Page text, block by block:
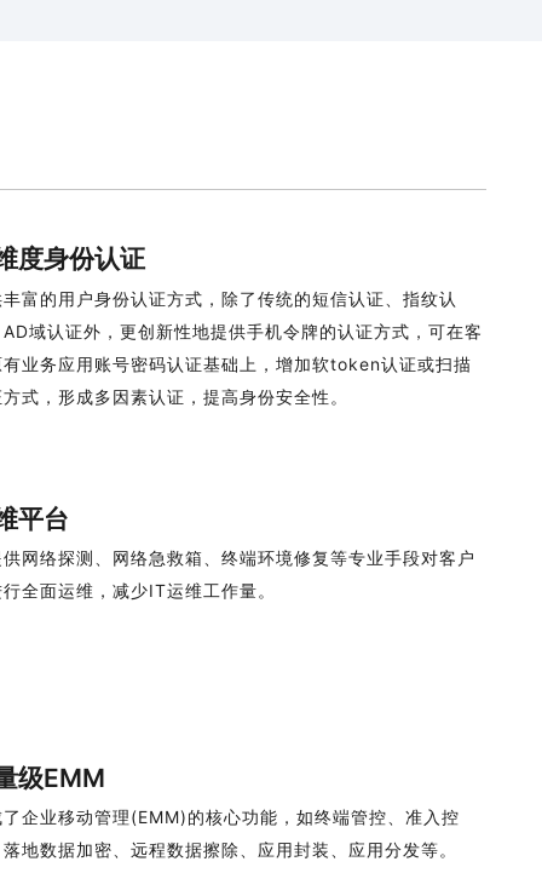
度身份认证
丰富的用户身份认证方式，除了传统的短信认证、指纹认
AD域认证外，更创新性地提供手机令牌的认证方式，可在客
有业务应用账号密码认证基础上，增加软token认证或扫描
式，形成多因素认证，提高身份安全性。
平台
供网络探测、网络急救箱、终端环境修复等专业手段对客户
全面运维，减少IT运维工作量。
级EMM
了企业移动管理(EMM)的核心功能，如终端管控、准入控
地数据加密、远程数据擦除、应用封装、应用分发等。